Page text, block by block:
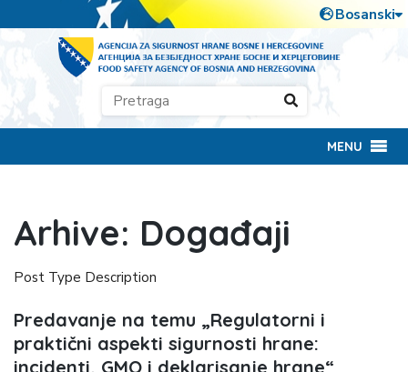
MENU
Arhive: Događaji
Post Type Description
Predavanje na temu „Regulatorni i
praktični aspekti sigurnosti hrane:
incidenti, GMO i deklarisanje hrane“